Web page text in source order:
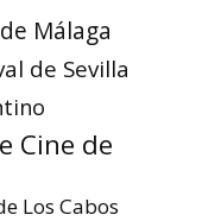
Málaga
de Sevilla
Cine de
Los Cabos